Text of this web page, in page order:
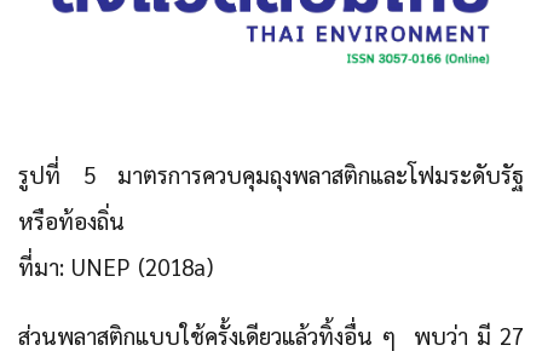
รูปที่ 5 มาตรการควบคุมถุงพลาสติกและโฟมระดับรัฐ
หรือท้องถิ่น
ที่มา: UNEP (2018a)
ส่วนพลาสติกแบบใช้ครั้งเดียวแล้วทิ้งอื่น ๆ พบว่า มี 27